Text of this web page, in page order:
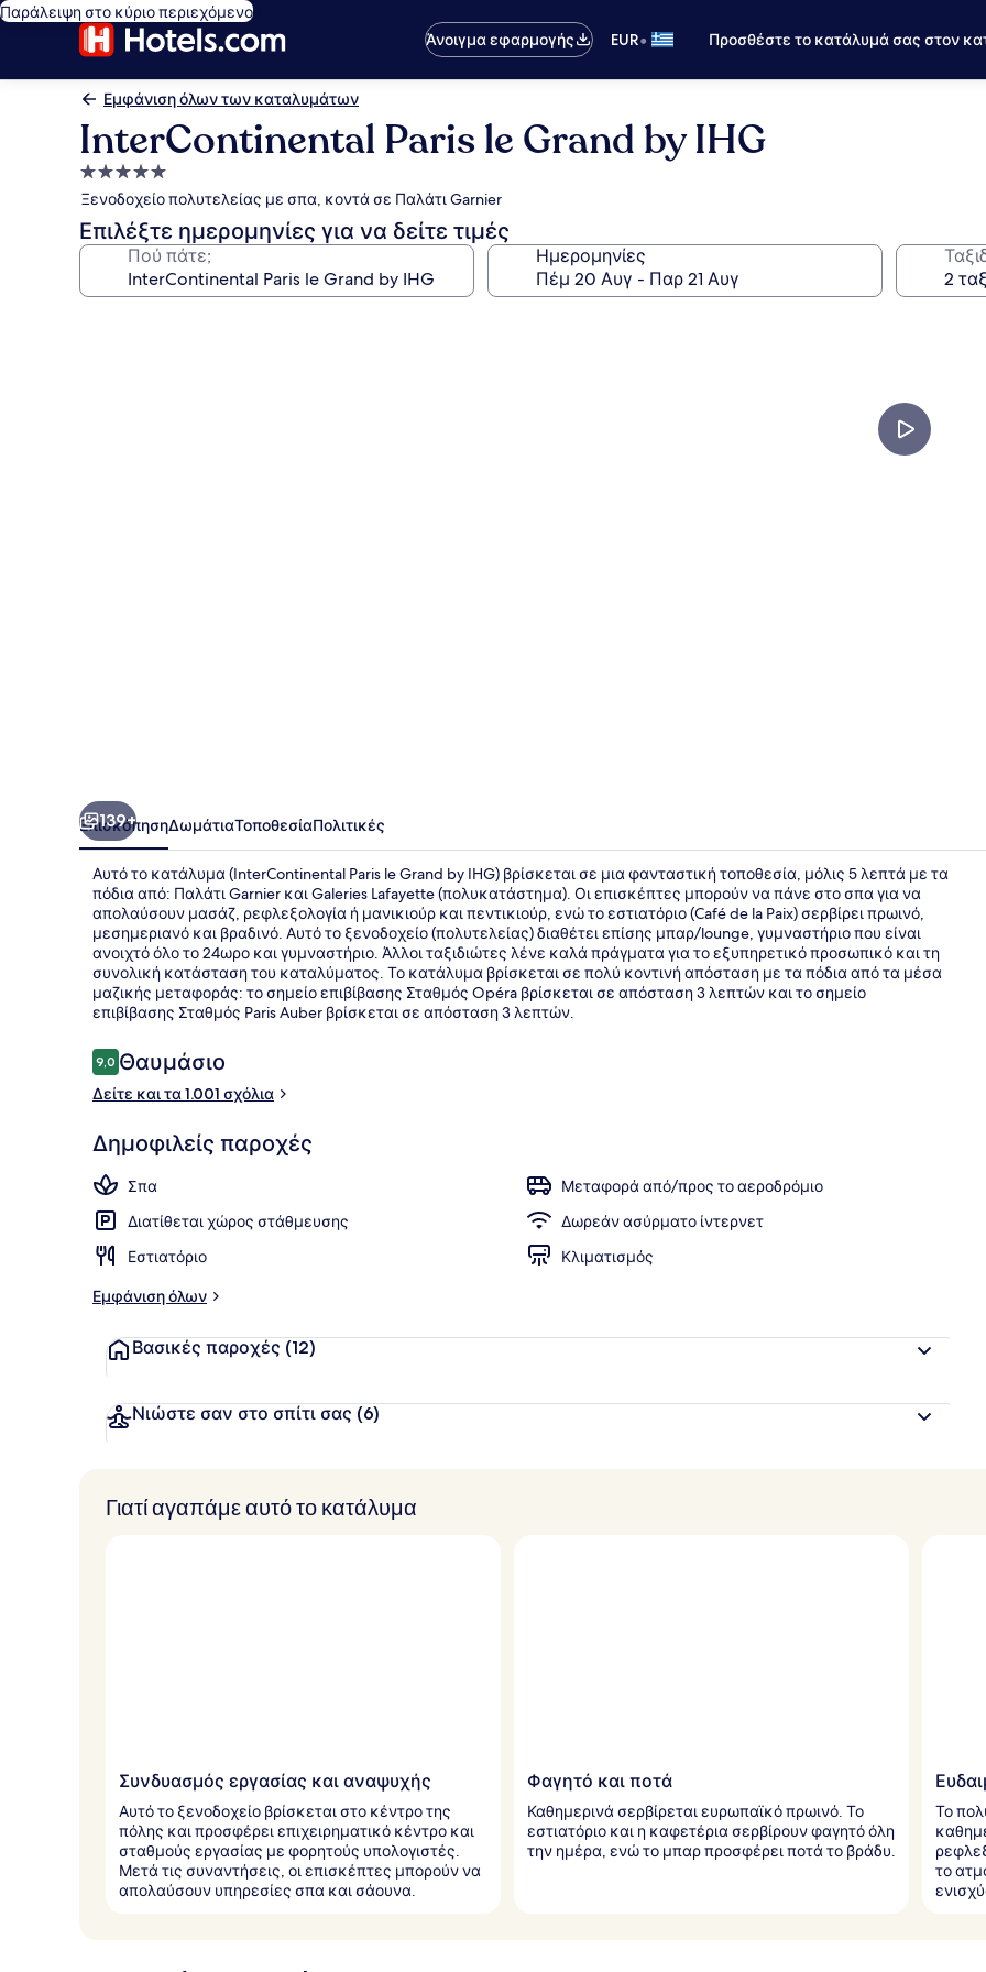
Παράλειψη στο κύριο περιεχόμενο
Άνοιγμα εφαρμογής
EUR• Προσθέστε το κατάλυμά σας στον
Εμφάνιση όλων των καταλυμάτων
InterContinental Paris le Grand by IHG
Κατάλυμα
με
5.0
αστέρια
Ξενοδοχείο πολυτελείας με σπα, κοντά σε Παλάτι Garnier
Επιλέξτε ημερομηνίες για να δείτε τιμές
Πού πάτε; Ημερομηνίες
Σημείο
139+
ΕπισκόπησηΔωμάτιαΤοποθεσίαΠολιτικές
Αυτό το κατάλυμα (InterContinental Paris le Grand by IHG) βρίσκεται σε μια φανταστική τοποθεσία, μόλις 5 λεπτά με τα
πόδια από: Παλάτι Garnier και Galeries Lafayette (πολυκατάστημα). Οι επισκέπτες μπορούν να πάνε στο σπα για να
απολαύσουν μασάζ, ρεφλεξολογία ή μανικιούρ και πεντικιούρ, ενώ το εστιατόριο (Café de la Paix) σερβίρει πρωινό,
μεσημεριανό και βραδινό. Αυτό το ξενοδοχείο (πολυτελείας) διαθέτει επίσης μπαρ/lounge, γυμναστήριο που είναι
ανοιχτό όλο το 24ωρο και γυμναστήριο. Άλλοι ταξιδιώτες λένε καλά πράγματα για το εξυπηρετικό προσωπικό και τη
συνολική κατάσταση του καταλύματος. Το κατάλυμα βρίσκεται σε πολύ κοντινή απόσταση με τα πόδια από τα μέσα
μαζικής μεταφοράς: το σημείο επιβίβασης Σταθμός Opéra βρίσκεται σε απόσταση 3 λεπτών και το σημείο
επιβίβασης Σταθμός Paris Auber βρίσκεται σε απόσταση 3 λεπτών.
Σχόλια
9,09,0 στα 10
Θαυμάσιο
Δείτε και τα 1.001 σχόλια
Δημοφιλείς παροχές
Σπα
Μεταφορά από/προς το αεροδρόμιο
Διατίθεται χώρος στάθμευσης
Δωρεάν ασύρματο ίντερνετ
Εστιατόριο
Κλιματισμός
Εμφάνιση όλων
Βασικές παροχές (12)
Νιώστε σαν στο σπίτι σας (6)
Γιατί αγαπάμε αυτό το κατάλυμα
Συνδυασμός εργασίας και αναψυχής
Αυτό το ξενοδοχείο βρίσκεται στο κέντρο της
πόλης και προσφέρει επιχειρηματικό κέντρο και
σταθμούς εργασίας με φορητούς υπολογιστές.
Μετά τις συναντήσεις, οι επισκέπτες μπορούν να
απολαύσουν υπηρεσίες σπα και σάουνα.
Φαγητό και ποτά
Καθημερινά σερβίρεται ευρωπαϊκό πρωινό. Το
εστιατόριο και η καφετέρια σερβίρουν φαγητό όλη
την ημέρα, ενώ το μπαρ προσφέρει ποτά το βράδυ.
Το
το